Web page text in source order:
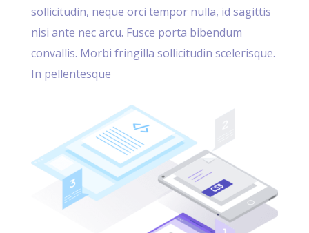
sollicitudin, neque orci tempor nulla, id sagittis
nisi ante nec arcu. Fusce porta bibendum
convallis. Morbi fringilla sollicitudin scelerisque.
In pellentesque